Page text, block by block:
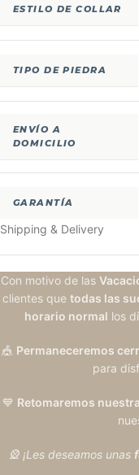
ESTILO DE COLLAR
TIPO DE PIEDRA
ENVÍO A
DOMICILIO
GARANTÍA
Shipping & Delivery
Con motivo de las
clientes que todas las
horario normal los
🎪 Permaneceremos
para
💙 Retomaremos
🎡 ¡Les deseamos unas